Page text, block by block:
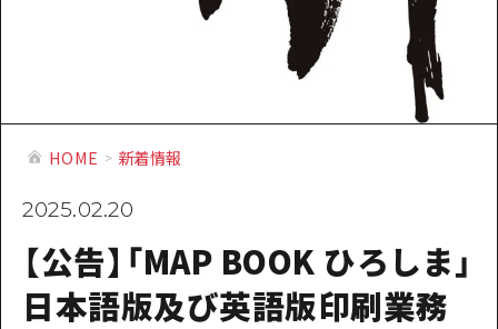
お問い合わせ
HOME 新着情報
2025.02.20
【公告】「MAP BOOK ひろしま」
日本語版及び英語版印刷業務